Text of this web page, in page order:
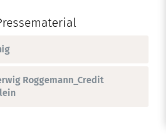
Roggemann_Credit